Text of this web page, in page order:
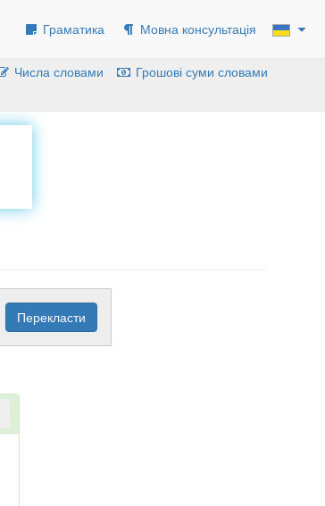
Граматика Мовна консультація
Числа словами
Грошові суми словами